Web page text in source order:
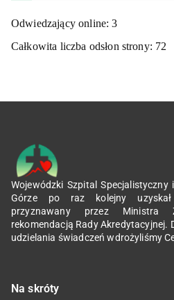
Odwiedzający online:3
Całkowita liczba odsłon strony: 72
Wojewódzki Szpital Specjalistyczny
Górze po raz kolejny uzyskał
przyznawany przez Ministra
rekomendacją Rady Akredytacyjnej.
udzielania świadczeń wdrożyliśmy
Na skróty